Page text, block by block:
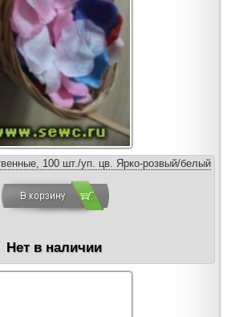
100 шт./уп. цв. Ярко-розвый/белый
Нет в наличии